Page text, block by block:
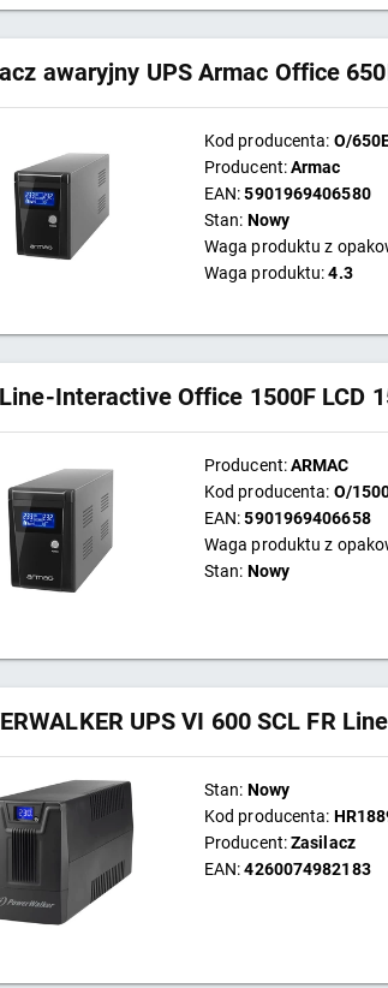
awaryjny UPS Armac Office
Kod producenta: O/
Producent:Armac
EAN:5901969406580
Stan: Nowy
Waga produktu z
Waga produktu:4.3
Interactive Office 1500F LCD
Producent:ARMAC
Kod producenta: O/
EAN:5901969406658
Waga produktu z
Stan: Nowy
UPS VI 600 SCL FR
Stan: Nowy
Kod producenta:
Producent:Zasilacz
EAN:4260074982183